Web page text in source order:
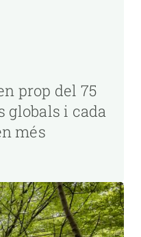
prop del 75
globals i cada
més